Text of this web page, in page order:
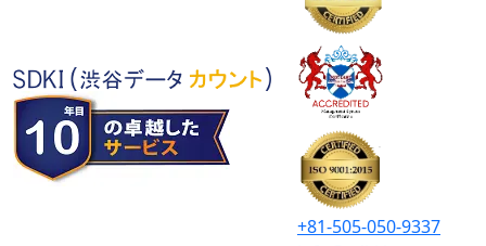
+81-505-050-9337